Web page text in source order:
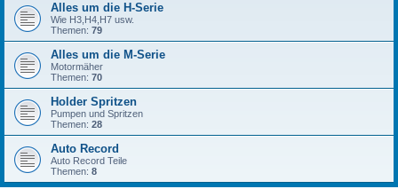
Alles um die H-Serie
Wie H3,H4,H7 usw.
Themen: 79
Alles um die M-Serie
Motormäher
Themen: 70
Holder Spritzen
Pumpen und Spritzen
Themen: 28
Auto Record
Auto Record Teile
Themen: 8